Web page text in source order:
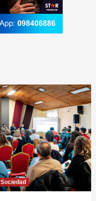
Sociedad